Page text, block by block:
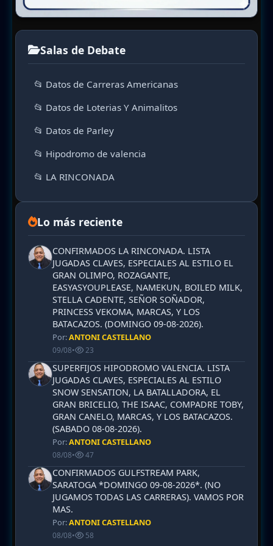
Salas de Debate
📂 Datos de Carreras Americanas
📂 Datos de Loterias Y Animalitos
📂 Datos de Parley
📂 Hipodromo de valencia
📂 LA RINCONADA
Lo más reciente
CONFIRMADOS LA RINCONADA. LISTA
JUGADAS CLAVES, ESPECIALES AL ESTILO EL
GRAN OLIMPO, ROZAGANTE,
EASYASYOUPLEASE, NAMEKUN, BOILED MILK,
STELLA CADENTE, SEÑOR SOÑADOR,
PRINCESS VEKOMA, MARCAS, Y LOS
BATACAZOS. (DOMINGO 09-08-2026).
Por:ANTONI CASTELLANO
09/08• 23
SUPERFIJOS HIPODROMO VALENCIA. LISTA
JUGADAS CLAVES, ESPECIALES AL ESTILO
SNOW SENSATION, LA BATALLADORA, EL
GRAN BRICELIO, THE ISAAC, COMPADRE TOBY,
GRAN CANELO, MARCAS, Y LOS BATACAZOS.
(SABADO 08-08-2026).
Por:ANTONI CASTELLANO
08/08• 47
CONFIRMADOS GULFSTREAM PARK,
SARATOGA *DOMINGO 09-08-2026*. (NO
JUGAMOS TODAS LAS CARRERAS). VAMOS POR
MAS.
Por:ANTONI CASTELLANO
08/08• 58